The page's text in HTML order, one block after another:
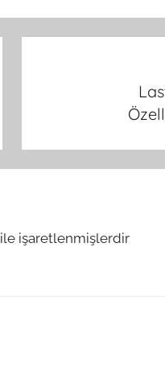
ile işaretlenmişlerdir